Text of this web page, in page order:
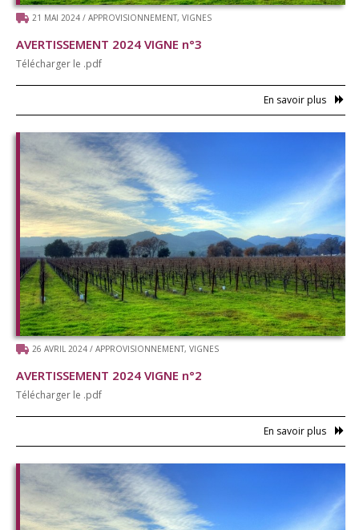
Distribution
Pyro-gazéification
Boutique en ligne
Agenda
Guides techniques
Nous contacter
Connexion
21 MAI 2024 / APPROVISIONNEMENT, VIGNES
AVERTISSEMENT 2024 VIGNE n°3
Télécharger le .pdf
En savoir plus
26 AVRIL 2024 / APPROVISIONNEMENT, VIGNES
AVERTISSEMENT 2024 VIGNE n°2
Télécharger le .pdf
En savoir plus